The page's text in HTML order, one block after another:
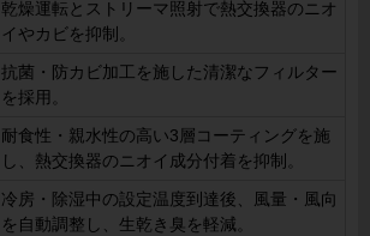
乾燥運転とストリーマ照射で熱交換器のニオ
イやカビを抑制。
抗菌・防カビ加工を施した清潔なフィルター
を採用。
耐食性・親水性の高い3層コーティングを施
し、熱交換器のニオイ成分付着を抑制。
冷房・除湿中の設定温度到達後、風量・風向
を自動調整し、生乾き臭を軽減。